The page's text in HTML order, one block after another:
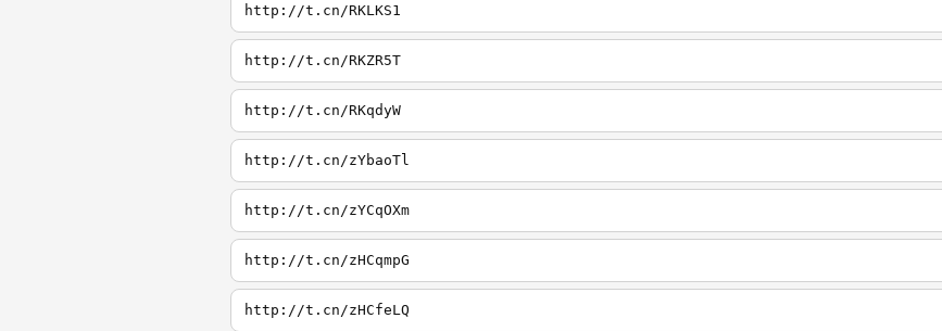
http://t.cn/RKLKS1
http://t.cn/RKZR5T
http://t.cn/RKqdyW
http://t.cn/zYbaoTl
http://t.cn/zYCqOXm
http://t.cn/zHCqmpG
http://t.cn/zHCfeLQ